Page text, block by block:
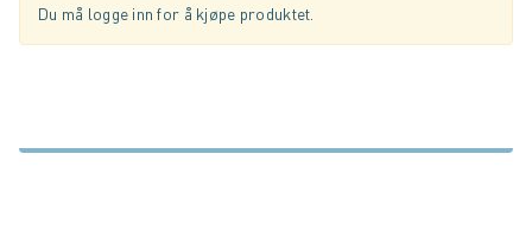
Du må logge inn for å kjøpe produktet.